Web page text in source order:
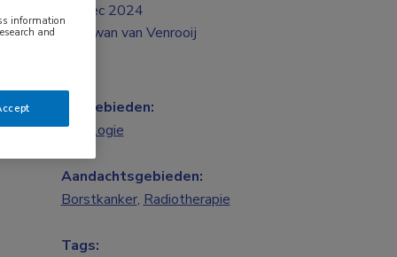
dec 2024
Twan van Venrooij
Vakgebieden:
Oncologie
Aandachtsgebieden:
Borstkanker, Radiotherapie
Tags:
information
and